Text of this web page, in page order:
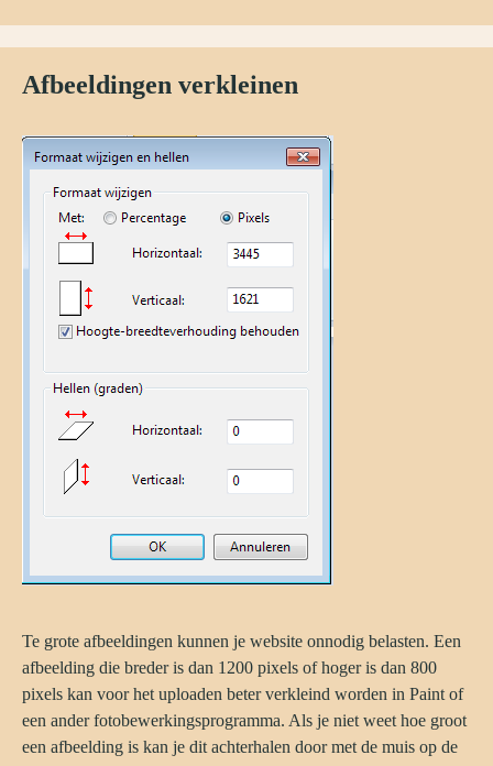
Afbeeldingen verkleinen
Te grote afbeeldingen kunnen je website onnodig belasten. Een
afbeelding die breder is dan 1200 pixels of hoger is dan 800
pixels kan voor het uploaden beter verkleind worden in Paint of
een ander fotobewerkingsprogramma. Als je niet weet hoe groot
een afbeelding is kan je dit achterhalen door met de muis op de